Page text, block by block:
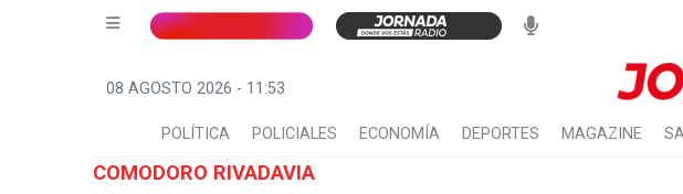
08 AGOSTO 2026 - 11:53
POLÍTICA POLICIALES ECONOMÍA DEPORTES MAGAZINE
COMODORO RIVADAVIA